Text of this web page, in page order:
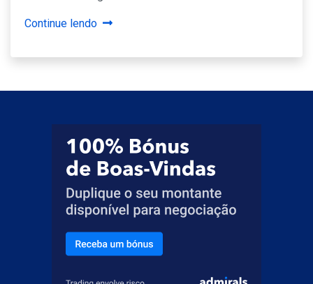
Continue lendo